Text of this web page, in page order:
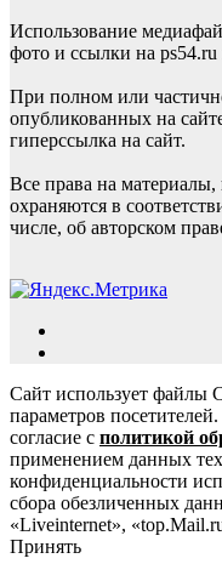
Использование
фото и ссылки на ps54.ru
При полном или
опубликованных на
гиперссылка на сайт.
Все права на материалы,
охраняются в
числе, об авторском
Сайт использует файлы
параметров
согласие с политикой
применением данных
конфиденциальности
сбора обезличенных
«Liveinternet»,
Принять